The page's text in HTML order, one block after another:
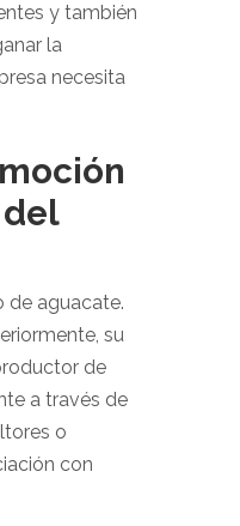
y también
la
necesita
de aguacate.
su
de
a través de
o
con